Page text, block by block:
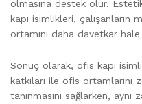
olmasına destek olur.
kapı isimlikleri, çalışanların
ortamını daha davetkar
Sonuç olarak, ofis kapı
katkıları ile ofis ortamlarını
tanınmasını sağlarken,